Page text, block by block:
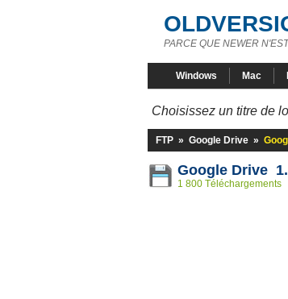
PARCE QUE NEWER
Windows Mac
Choisissez un titre de
FTP » Google Drive »
Google Drive
1 800 Téléchargements